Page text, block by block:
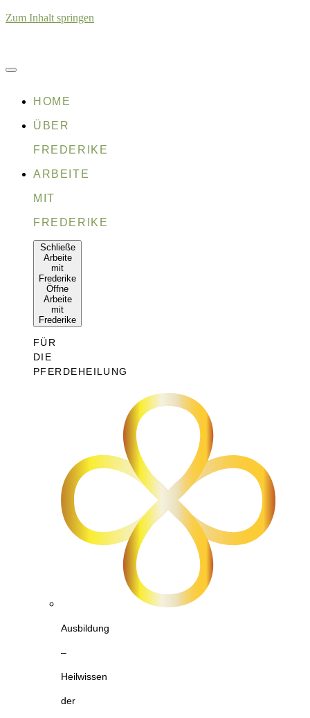
Zum Inhalt springen
HOME
ÜBER
FREDERIKE
ARBEITE
MIT
FREDERIKE
Schließe
Arbeite
mit
Frederike
Öffne
Arbeite
mit
Frederike
FÜR
DIE
PFERDEHEILUNG
Ausbildung
–
Heilwissen
der